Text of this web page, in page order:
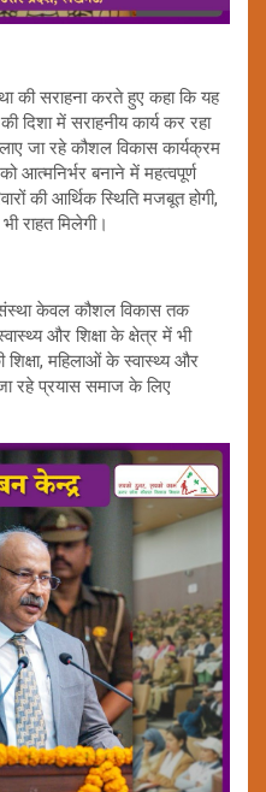
की सराहना करते हुए कहा कि यह
दिशा में सराहनीय कार्य कर रहा
जा रहे कौशल विकास कार्यक्रम
आत्मनिर्भर बनाने में महत्वपूर्ण
की आर्थिक स्थिति मजबूत होगी,
राहत मिलेगी।
संस्था केवल कौशल विकास तक
और शिक्षा के क्षेत्र में भी
महिलाओं के स्वास्थ्य और
रहे प्रयास समाज के लिए